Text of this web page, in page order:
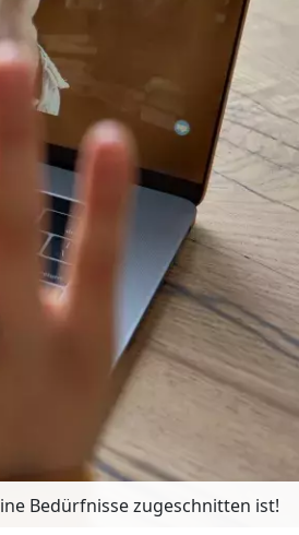
Bedürfnisse zugeschnitten ist!